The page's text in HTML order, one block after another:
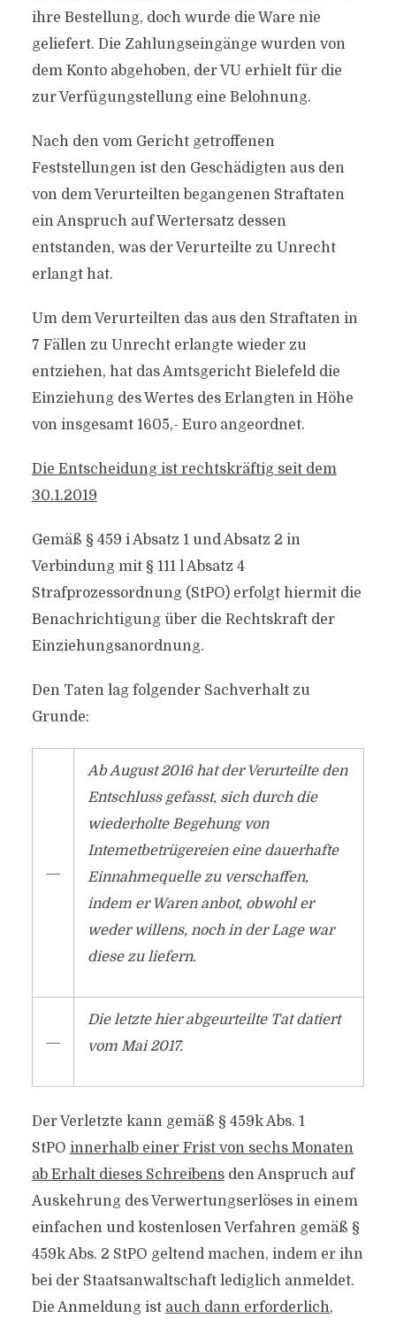
ihre Bestellung, doch wurde die Ware nie
geliefert. Die Zahlungseingänge wurden von
dem Konto abgehoben, der VU erhielt für die
zur Verfügungstellung eine Belohnung.
Nach den vom Gericht getroffenen
Feststellungen ist den Geschädigten aus den
von dem Verurteilten begangenen Straftaten
ein Anspruch auf Wertersatz dessen
entstanden, was der Verurteilte zu Unrecht
erlangt hat.
Um dem Verurteilten das aus den Straftaten in
7 Fällen zu Unrecht erlangte wieder zu
entziehen, hat das Amtsgericht Bielefeld die
Einziehung des Wertes des Erlangten in Höhe
von insgesamt 1605,- Euro angeordnet.
Die Entscheidung ist rechtskräftig seit dem
30.1.2019
Gemäß § 459 i Absatz 1 und Absatz 2 in
Verbindung mit § 111 l Absatz 4
Strafprozessordnung (StPO) erfolgt hiermit die
Benachrichtigung über die Rechtskraft der
Einziehungsanordnung.
Den Taten lag folgender Sachverhalt zu
Grunde:
―
Ab August 2016 hat der Verurteilte den
Entschluss gefasst, sich durch die
wiederholte Begehung von
Intemetbetrügereien eine dauerhafte
Einnahmequelle zu verschaffen,
indem er Waren anbot, obwohl er
weder willens, noch in der Lage war
diese zu liefern.
―
Die letzte hier abgeurteilte Tat datiert
vom Mai 2017.
Der Verletzte kann gemäß § 459k Abs. 1
StPO innerhalb einer Frist von sechs Monaten
ab Erhalt dieses Schreibensden Anspruch auf
Auskehrung des Verwertungserlöses in einem
einfachen und kostenlosen Verfahren gemäß §
459k Abs. 2 StPO geltend machen, indem er ihn
bei der Staatsanwaltschaft lediglich anmeldet.
Die Anmeldung ist auch dann erforderlich,